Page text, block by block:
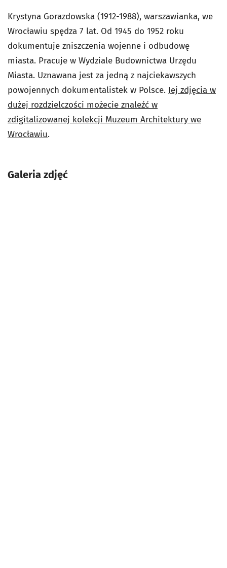
Krystyna Gorazdowska (1912-1988), warszawianka, we
Wrocławiu spędza 7 lat. Od 1945 do 1952 roku
dokumentuje zniszczenia wojenne i odbudowę
miasta. Pracuje w Wydziale Budownictwa Urzędu
Miasta. Uznawana jest za jedną z najciekawszych
powojennych dokumentalistek w Polsce. Jej zdjęcia w
dużej rozdzielczości możecie znaleźć w
zdigitalizowanej kolekcji Muzeum Architektury we
Wrocławiu.
Galeria zdjęć